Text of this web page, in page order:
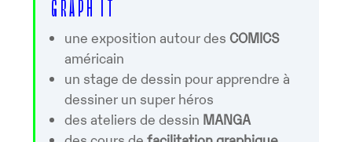
Télécharger ICS
G R A P H I T
une exposition autour desCOMICS
américain
un stage de dessin pour apprendre à
dessiner un super héros
des ateliers de dessin MANGA